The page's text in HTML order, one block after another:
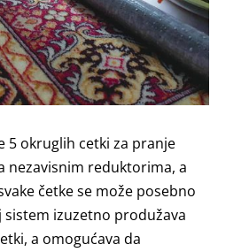
5 okruglih cetki za pranje
nezavisnim reduktorima, a
četke se može posebno
sistem izuzetno produžava
a omogućava da